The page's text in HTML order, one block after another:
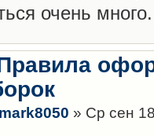
очень
» Ср сен